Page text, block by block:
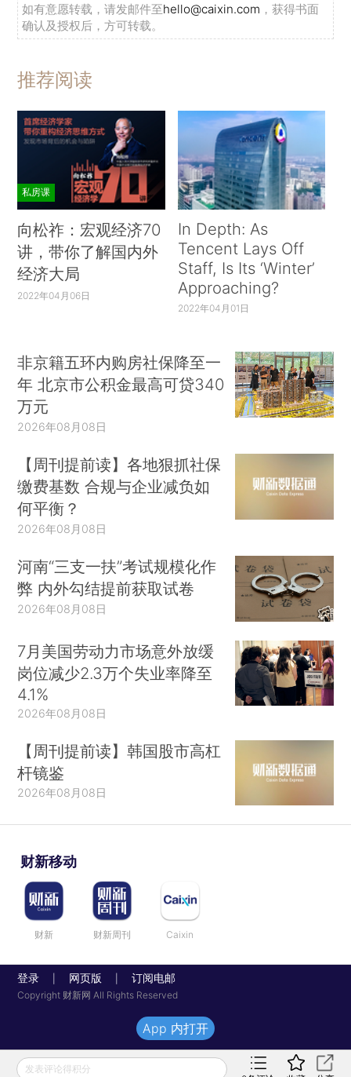
如有意愿转载，请发邮件至hello@caixin.com ，获得书面
确认及授权后，方可转载。
推荐阅读
私房课
向松祚：宏观经济70
讲，带你了解国内外
经济大局
2022年04月06日
In Depth: As
Tencent Lays Off
Staff, Is Its ‘Winter’
Approaching?
2022年04月01日
非京籍五环内购房社保降至一
年 北京市公积金最高可贷340
万元
2026年08月08日
【周刊提前读】各地狠抓社保
缴费基数 合规与企业减负如
何平衡？
2026年08月08日
河南“三支一扶”考试规模化作
弊 内外勾结提前获取试卷
2026年08月08日
7月美国劳动力市场意外放缓
岗位减少2.3万个失业率降至
4.1%
2026年08月08日
【周刊提前读】韩国股市高杠
杆镜鉴
2026年08月08日
财新移动
财新 财新周刊 Caixin
登录 网页版 订阅电邮
Copyright 财新网 All Rights Reserved
发表评论得积分
App 内打开